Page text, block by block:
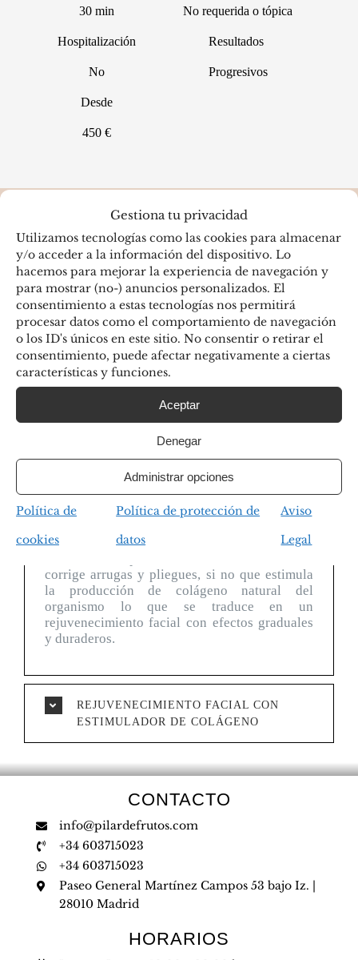
Gestiona tu privacidad
Utilizamos tecnologías como las cookies para almacenar
y/o acceder a la información del dispositivo. Lo
hacemos para mejorar la experiencia de navegación y
para mostrar (no-) anuncios personalizados. El
consentimiento a estas tecnologías nos permitirá
procesar datos como el comportamiento de navegación
o los ID's únicos en este sitio. No consentir o retirar el
consentimiento, puede afectar negativamente a ciertas
características y funciones.
Aceptar
Denegar
Administrar opciones
Política de
cookies
Política de protección de
datos
Aviso
Legal
30 min No requerida o tópica
Hospitalización Resultados
No Progresivos
Desde
450 €
QUÉ ES EL ESTIMULADOR DE
COLÁGENO
CORRIGE ARRUGAS Y PLIEGUES
Este tratamiento no sólo corrige las arrugas y
los pliegues, sino que también estimula la
producción de colágeno propio para tratar
realmente las causas subyacentes del
graduales y duraderos, dando una apariencia
juvenil natural.
A diferencia de otros rellenos dérmicos,
Nuestro tratamiento presenta una bio-
corrige arrugas y pliegues, si no que estimula
la producción de colágeno natural del
organismo lo que se traduce en un
rejuvenecimiento facial con efectos graduales
y duraderos.
REJUVENECIMIENTO FACIAL CON
ESTIMULADOR DE COLÁGENO
CONTACTO
info@pilardefrutos.com
+34 603715023
+34 603715023
Paseo General Martínez Campos 53 bajo Iz. |
28010 Madrid
HORARIOS